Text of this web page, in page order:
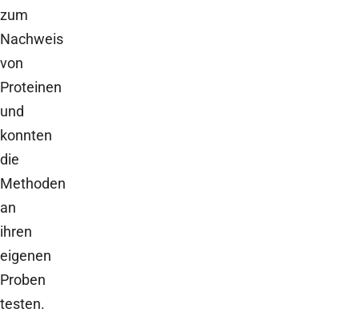
zum
Nachweis
von
Proteinen
und
konnten
die
Methoden
an
ihren
eigenen
Proben
testen.